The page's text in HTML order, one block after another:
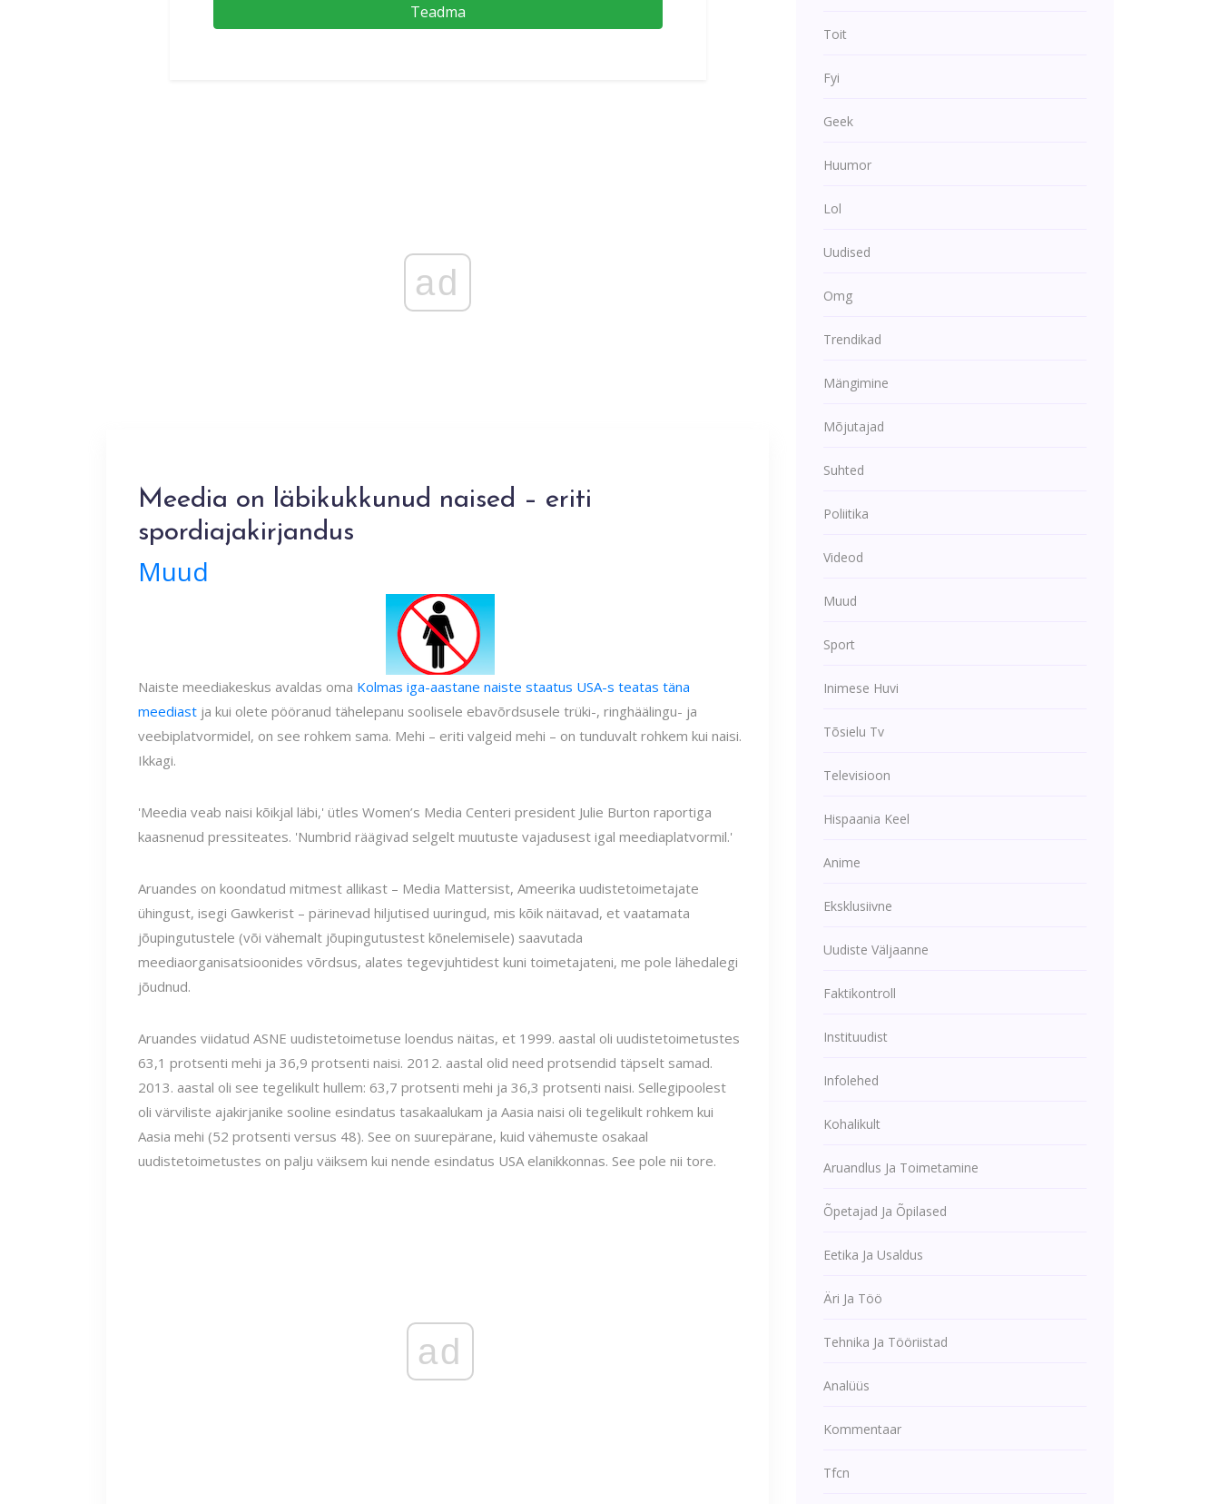
Teadma
ad
Meedia on läbikukkunud naised – eriti
spordiajakirjandus
Muud
Naiste meediakeskus avaldas oma Kolmas iga-aastane naiste staatus USA-s teatas täna
meediast ja kui olete pööranud tähelepanu soolisele ebavõrdsusele trüki-, ringhäälingu- ja
veebiplatvormidel, on see rohkem sama. Mehi – eriti valgeid mehi – on tunduvalt rohkem kui naisi.
Ikkagi.
'Meedia veab naisi kõikjal läbi,' ütles Women’s Media Centeri president Julie Burton raportiga
kaasnenud pressiteates. 'Numbrid räägivad selgelt muutuste vajadusest igal meediaplatvormil.'
Aruandes on koondatud mitmest allikast – Media Mattersist, Ameerika uudistetoimetajate
ühingust, isegi Gawkerist – pärinevad hiljutised uuringud, mis kõik näitavad, et vaatamata
jõupingutustele (või vähemalt jõupingutustest kõnelemisele) saavutada
meediaorganisatsioonides võrdsus, alates tegevjuhtidest kuni toimetajateni, me pole lähedalegi
jõudnud.
Aruandes viidatud ASNE uudistetoimetuse loendus näitas, et 1999. aastal oli uudistetoimetustes
63,1 protsenti mehi ja 36,9 protsenti naisi. 2012. aastal olid need protsendid täpselt samad.
2013. aastal oli see tegelikult hullem: 63,7 protsenti mehi ja 36,3 protsenti naisi. Sellegipoolest
oli värviliste ajakirjanike sooline esindatus tasakaalukam ja Aasia naisi oli tegelikult rohkem kui
Aasia mehi (52 protsenti versus 48). See on suurepärane, kuid vähemuste osakaal
uudistetoimetustes on palju väiksem kui nende esindatus USA elanikkonnas. See pole nii tore.
ad
Toit
Fyi
Geek
Huumor
Lol
Uudised
Omg
Trendikad
Mängimine
Mõjutajad
Suhted
Poliitika
Videod
Muud
Sport
Inimese Huvi
Tõsielu Tv
Televisioon
Hispaania Keel
Anime
Eksklusiivne
Uudiste Väljaanne
Faktikontroll
Instituudist
Infolehed
Kohalikult
Aruandlus Ja Toimetamine
Õpetajad Ja Õpilased
Eetika Ja Usaldus
Äri Ja Töö
Tehnika Ja Tööriistad
Analüüs
Kommentaar
Tfcn